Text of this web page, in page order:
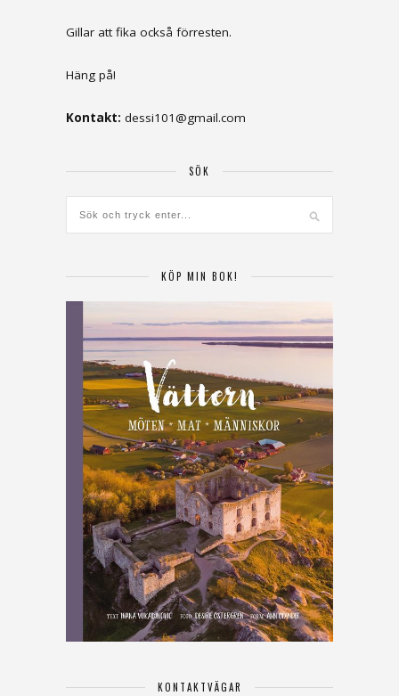
Gillar att fika också förresten.
Häng på!
Kontakt: dessi101@gmail.com
SÖK
KÖP MIN BOK!
KONTAKTVÄGAR